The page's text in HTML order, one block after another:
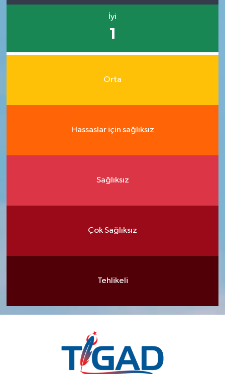
İyi
1
Orta
Hassaslar için sağlıksız
Sağlıksız
Çok Sağlıksız
Tehlikeli